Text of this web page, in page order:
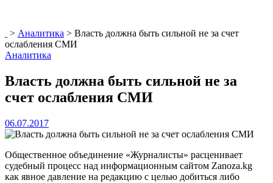
> Аналитика > Власть должна быть сильной не за счет
ослабления СМИ
Аналитика
Власть должна быть сильной не за
счет ослабления СМИ
06.07.2017
Общественное объединение «Журналисты» расценивает
судебный процесс над информационным сайтом Zanoza.kg
как явное давление на редакцию с целью добиться либо